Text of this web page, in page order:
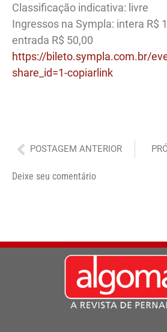
Classificação indicativa: livre
Ingressos na Sympla: intera R$
entrada R$ 50,00
https://bileto.sympla.com.br/
share_id=1-copiarlink
Anterior
POSTAGEM ANTERIOR
Deixe seu comentário